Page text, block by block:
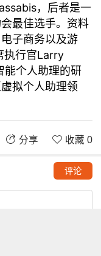
，后者是一
最佳选手。资料
子商务以及游
执行官Larry
能个人助理的研
拟个人助理领
分享 收藏 0
评论